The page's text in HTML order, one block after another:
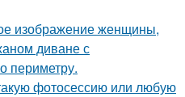
изображение женщины,
диване с
периметру.
фотосессию или любую